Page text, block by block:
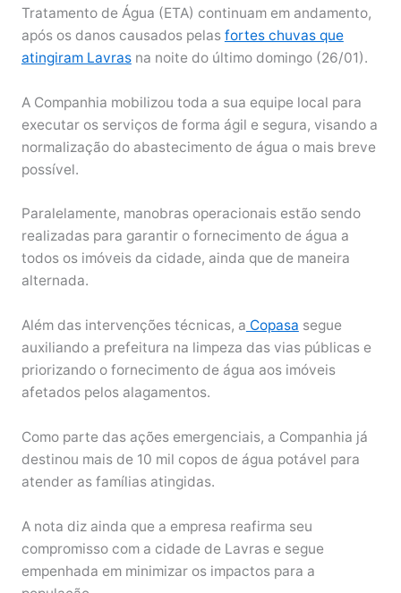
Tratamento de Água (ETA) continuam em andamento,
após os danos causados pelas fortes chuvas que
atingiram Lavras na noite do último domingo (26/01).
A Companhia mobilizou toda a sua equipe local para
executar os serviços de forma ágil e segura, visando a
normalização do abastecimento de água o mais breve
possível.
Paralelamente, manobras operacionais estão sendo
realizadas para garantir o fornecimento de água a
todos os imóveis da cidade, ainda que de maneira
alternada.
Além das intervenções técnicas, a Copasa segue
auxiliando a prefeitura na limpeza das vias públicas e
priorizando o fornecimento de água aos imóveis
afetados pelos alagamentos.
Como parte das ações emergenciais, a Companhia já
destinou mais de 10 mil copos de água potável para
atender as famílias atingidas.
A nota diz ainda que a empresa reafirma seu
compromisso com a cidade de Lavras e segue
empenhada em minimizar os impactos para a